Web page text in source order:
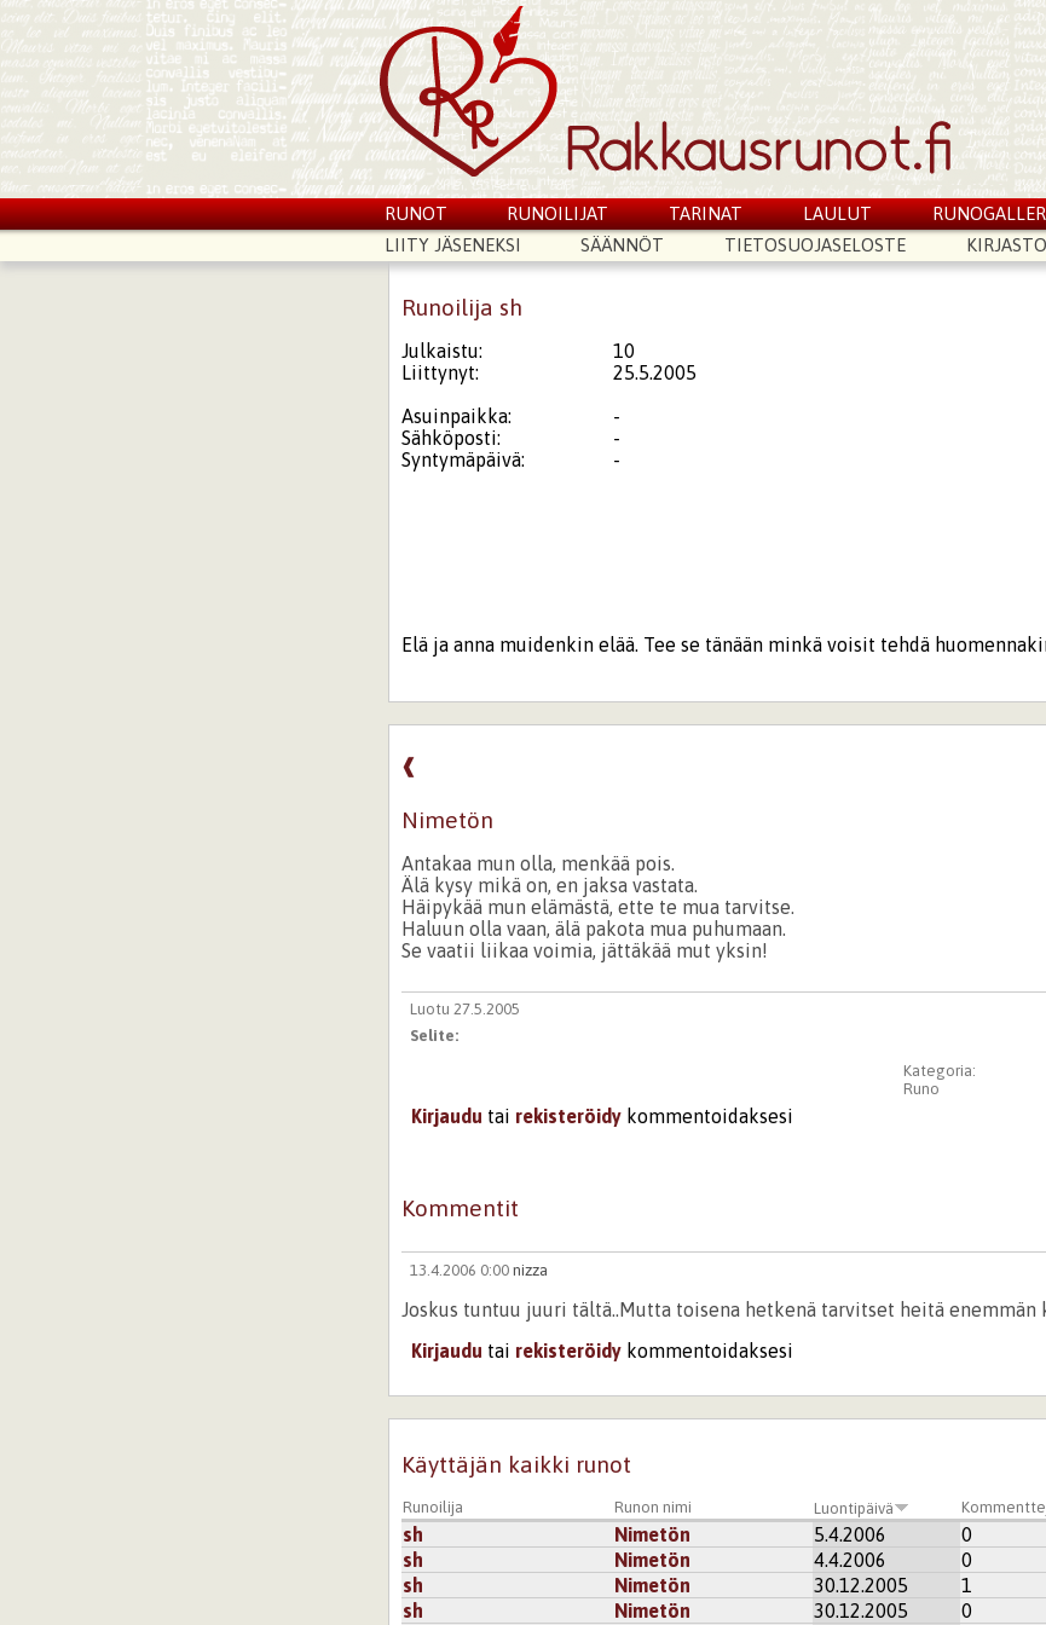
RUNOT RUNOILIJAT TARINAT LAULUT
LIITY JÄSENEKSI
SÄÄNNÖT TIETOSUOJASELOSTE KIRJASTO
Runoilija sh
Julkaistu:
10
Liittynyt:
25.5.2005
Asuinpaikka:
-
Sähköposti:
-
Syntymäpäivä:
-
Elä ja anna muidenkin elää. Tee se tänään minkä voisit tehdä
❰
Nimetön
Antakaa mun olla, menkää pois.
Älä kysy mikä on, en jaksa vastata.
Häipykää mun elämästä, ette te mua tarvitse.
Haluun olla vaan, älä pakota mua puhumaan.
Se vaatii liikaa voimia, jättäkää mut yksin!
Luotu 27.5.2005
Selite:
Kategoria:
Runo
Kirjaudu tai rekisteröidy kommentoidaksesi
Kommentit
13.4.2006 0:00 nizza
Joskus tuntuu juuri tältä..Mutta toisena hetkenä tarvitset heitä enemmän
Kirjaudu tai rekisteröidy kommentoidaksesi
Käyttäjän kaikki runot
Runoilija Runon nimi Luontipäivä
sh Nimetön 5.4.2006 0
sh
Nimetön 4.4.2006 0
sh
Nimetön 30.12.2005 1
sh
Nimetön 30.12.2005 0